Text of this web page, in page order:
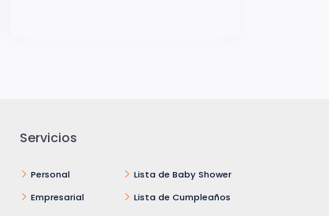
Servicios
Personal
Empresarial
Lista de Baby Shower
Lista de Cumpleaños